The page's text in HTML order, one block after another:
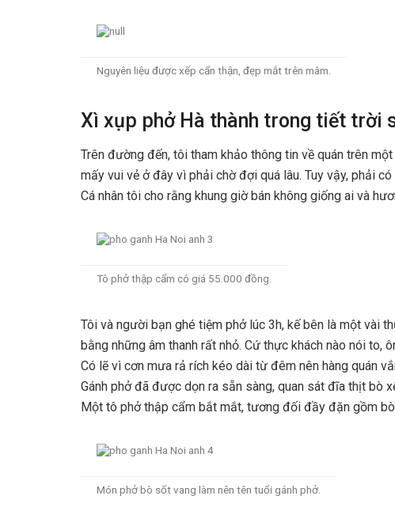
Nguyên liệu được xếp cẩn thận, đẹp mắt trên mâm.
Xì xụp phở Hà thành trong tiết trời
Trên đường đến, tôi tham khảo thông tin về quán trên
mấy vui vẻ ở đây vì phải chờ đợi quá lâu. Tuy vậy, phải
Cá nhân tôi cho rằng khung giờ bán không giống ai và
Tô phở thập cẩm có giá 55.000 đồng.
Tôi và người bạn ghé tiệm phở lúc 3h, kế bên là một vài
bằng những âm thanh rất nhỏ. Cứ thực khách nào nói to,
Có lẽ vì cơn mưa rả rích kéo dài từ đêm nên hàng quán
Gánh phở đã được dọn ra sẵn sàng, quan sát đĩa thịt bò
Một tô phở thập cẩm bắt mắt, tương đối đầy đặn gồm
Món phở bò sốt vang làm nên tên tuổi gánh phở.